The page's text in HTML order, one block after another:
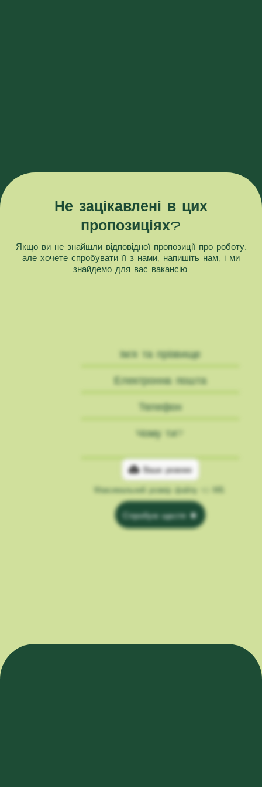
Не зацікавлені в цих
пропозиціях?
Якщо ви не знайшли відповідної пропозиції про роботу,
але хочете спробувати її з нами, напишіть нам, і ми
знайдемо для вас вакансію.
Ваше резюме
Максимальний розмір файлу 10 МБ.